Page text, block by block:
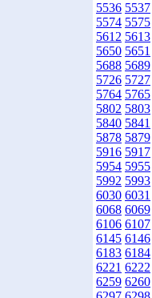
5536 5537
5574 5575
5612 5613
5650 5651
5688 5689
5726 5727
5764 5765
5802 5803
5840 5841
5878 5879
5916 5917
5954 5955
5992 5993
6030 6031
6068 6069
6106 6107
6145 6146
6183 6184
6221 6222
6259 6260